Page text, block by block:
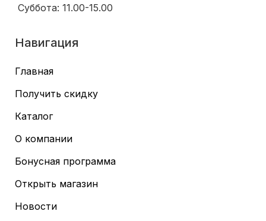
Суббота: 11.00-15.00
Навигация
Главная
Получить скидку
Каталог
О компании
Бонусная программа
Открыть магазин
Новости